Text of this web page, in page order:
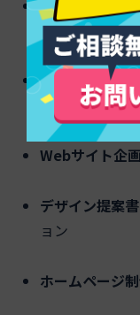
ホームページ
式を示す
サイトリニュ
の案内やサン
Webサイト企
デザイン提案
ョン
ホームページ